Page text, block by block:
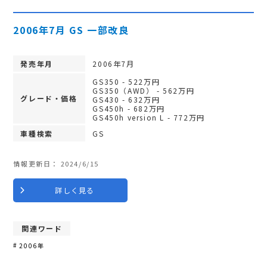
2006年7月 GS 一部改良
発売年月 2006年7月
グレード・価格
GS350 - 522万円
GS350（AWD） - 562万円
GS430 - 632万円
GS450h - 682万円
GS450h version L - 772万円
車種検索
GS
情報更新日： 2024/6/15
詳しく見る
関連ワード
2006年